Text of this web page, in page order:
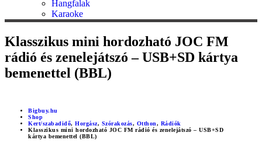
Hangfalak
Karaoke
Klasszikus mini hordozható JOC FM
rádió és zenelejátszó – USB+SD kártya
bemenettel (BBL)
Bigbuy.hu
Shop
Kert/szabadidő, Horgász, Szórakozás, Otthon, Rádiók
Klasszikus mini hordozható JOC FM rádió és zenelejátszó – USB+SD
kártya bemenettel (BBL)